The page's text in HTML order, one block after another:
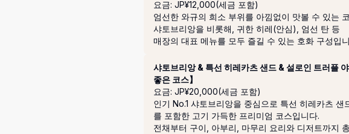
요금: JP¥12,000(세금 포함)
엄선한 와규의 희소 부위를 아낌없이 맛볼 수 있는
샤토브리앙을 비롯해, 귀한 히레(안심), 엄선 탄 등
매장의 대표 메뉴를 모두 즐길 수 있는 호화 구성입
샤토브리앙 & 특선 히레카츠 샌드 & 설로인 트러플
좋은 코스】
요금: JP¥20,000(세금 포함)
인기 No.1 샤토브리앙을 중심으로 특선 히레카츠 샌
를 포함한 고기 가득한 프리미엄 코스입니다.
전채부터 구이, 아부리, 마무리 요리와 디저트까지